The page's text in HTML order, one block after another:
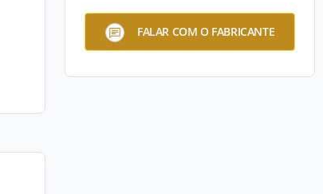
FALAR COM O FABRICANTE